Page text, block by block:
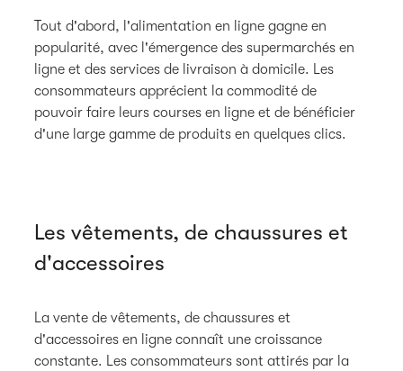
Tout d'abord, l'alimentation en ligne gagne en
popularité, avec l'émergence des supermarchés en
ligne et des services de livraison à domicile. Les
consommateurs apprécient la commodité de
pouvoir faire leurs courses en ligne et de bénéficier
d'une large gamme de produits en quelques clics.
Les vêtements, de chaussures et
d'accessoires
La vente de vêtements, de chaussures et
d'accessoires en ligne connaît une croissance
constante. Les consommateurs sont attirés par la